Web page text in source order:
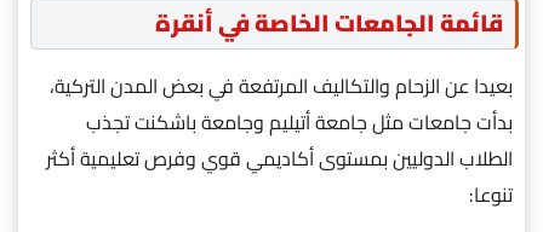
قائمة الجامعات الخاصة في أنقرة
بعيدا عن الزحام والتكاليف المرتفعة في بعض المدن التركية،
بدأت جامعات مثل جامعة أتيليم وجامعة باشكنت تجذب
الطلاب الدوليين بمستوى أكاديمي قوي وفرص تعليمية أكثر
تنوعا: